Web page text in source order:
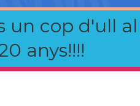
un cop d'ull al
anys!!!!